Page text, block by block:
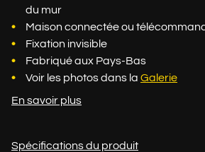
du mur
Maison connectée ou
Fixation invisible
Fabriqué aux Pays-Bas
Voir les photos dans la Galerie
En savoir plus
Spécifications du produit